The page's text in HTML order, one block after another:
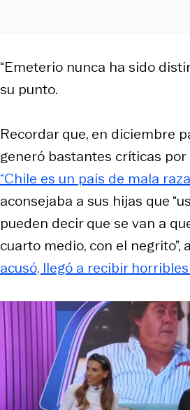
“Emeterio nunca ha sido
su punto.
Recordar que, en diciembre
generó bastantes críticas por
“Chile es un país de mala
aconsejaba a sus hijas que
pueden decir que se van a
cuarto medio, con el negrito”,
acusó, llegó a recibir